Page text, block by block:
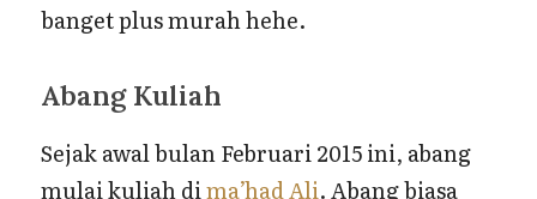
banget plus murah hehe.
Abang Kuliah
Sejak awal bulan Februari 2015 ini, abang
mulai kuliah dima’had Ali. Abang biasa